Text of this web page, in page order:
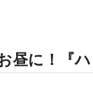
昼に！『